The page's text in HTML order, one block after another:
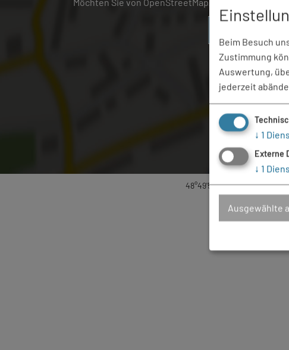
48°49'53.24''N /
Beim Besuch
Zustimmung
Auswertung,
jederzeit
↓ 1
Externe
↓ 1
Ausgewählte